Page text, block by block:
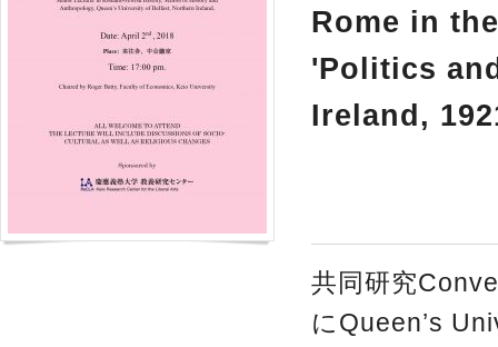
Rome in
'Politics
Ireland,
共同研究
にQueen’s